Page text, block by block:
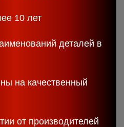
10 лет
деталей в
на качественный
от производителей